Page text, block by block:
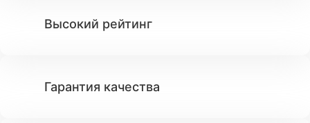
Высокий рейтинг
Гарантия качества